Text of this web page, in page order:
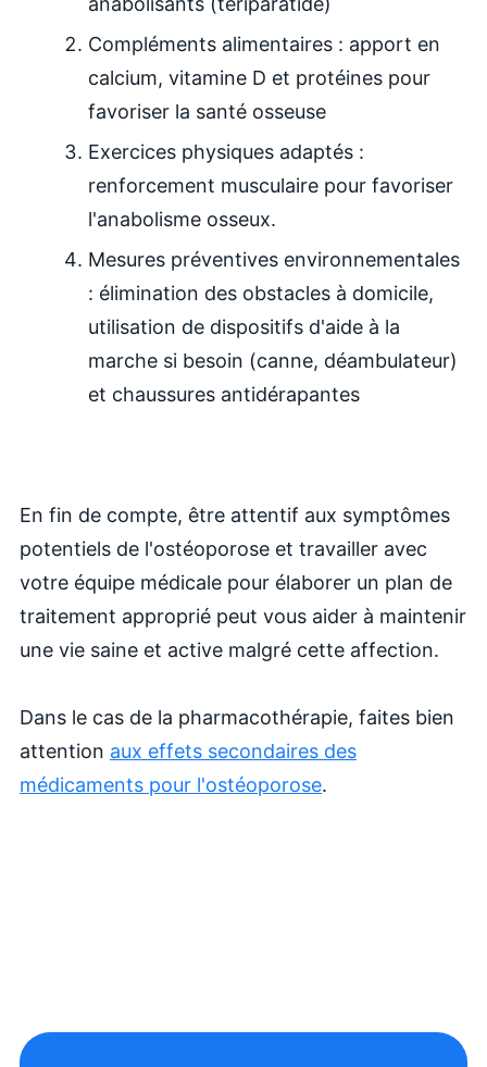
Compléments alimentaires : apport en
calcium, vitamine D et protéines pour
favoriser la santé osseuse
Exercices physiques adaptés :
renforcement musculaire pour favoriser
l'anabolisme osseux.
Mesures préventives environnementales
: élimination des obstacles à domicile,
utilisation de dispositifs d'aide à la
marche si besoin (canne, déambulateur)
et chaussures antidérapantes
En fin de compte, être attentif aux symptômes
potentiels de l'ostéoporose et travailler avec
votre équipe médicale pour élaborer un plan de
traitement approprié peut vous aider à maintenir
une vie saine et active malgré cette affection.
Dans le cas de la pharmacothérapie, faites bien
attention aux effets secondaires des
médicaments pour l'ostéoporose.